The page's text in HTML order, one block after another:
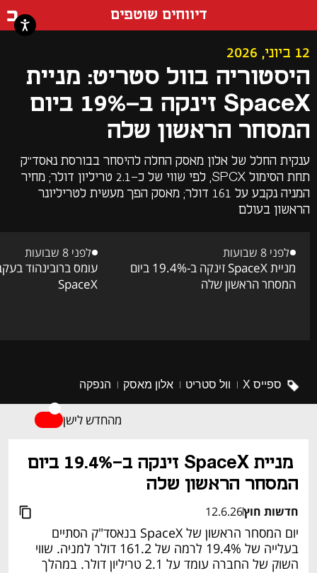
דיווחים שוטפים
היסטוריה בוול סטריט: מניית
SpaceX זינקה ב-19% ביום
המסחר הראשון שלה
ענקית החלל של אלון מאסק החלה להיסחר בבורסת נאסד"ק
תחת הסימול SPCX, לפי שווי של כ-2.1 טריליון דולר; מחיר
המניה נקבע על 161 דולר; מאסק הפך מעשית לטריליונר
הראשון בעולם
12 ביוני, 2026
לפני 8 שבועות
מניית SpaceX זינקה ב-19.4% ביום
המסחר הראשון שלה
לפני 8 שבועות
עומס ברובינהוד
SpaceX
ספייס X וול סטריט אלון מאסק הנפקה
מהחדש לישן
המסחר הראשון שלה
חדשות חוץ12.6.26
השוק של החברה עומד על 2.1 טריליון דולר. במהלך